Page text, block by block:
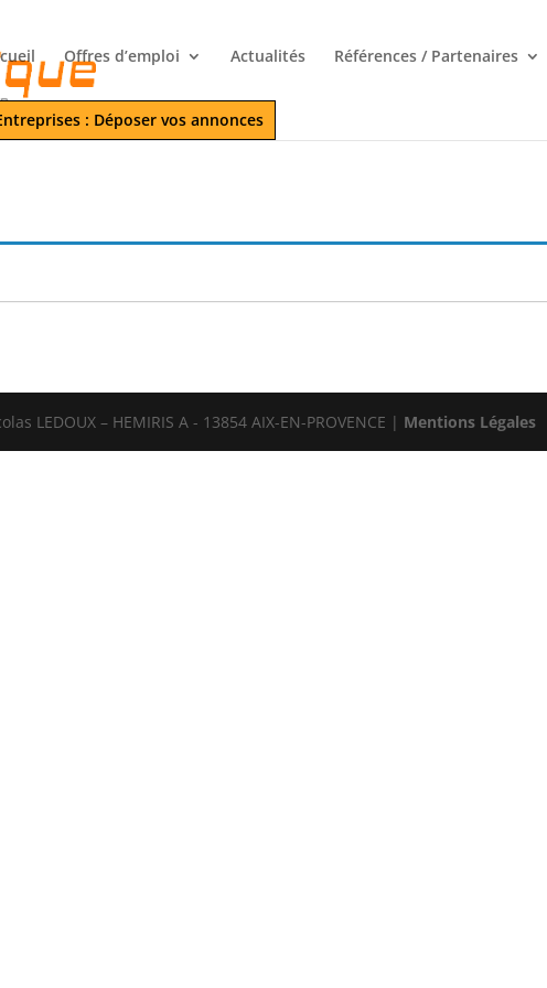
Offres d’emploi Actualités Références / Partenaires
: Déposer vos annonces
LEDOUX – HEMIRIS A - 13854 AIX-EN-PROVENCE | Mentions Légales